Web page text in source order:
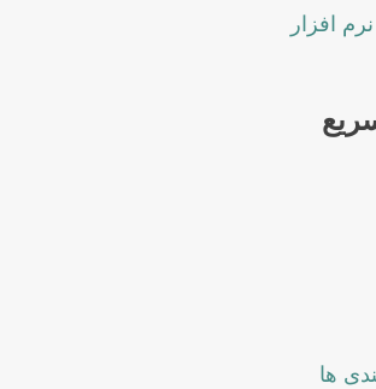
افزار
ها